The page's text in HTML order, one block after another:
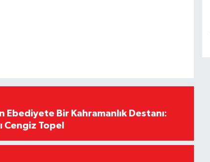
Ebediyete Bir Kahramanlık Destanı:
Cengiz Topel